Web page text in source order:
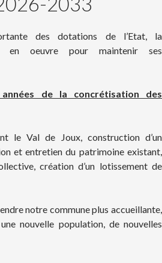
des dotations de l’Etat, la
en oeuvre pour maintenir ses
de la concrétisation des
le Val de Joux, construction d’un
et entretien du patrimoine existant,
création d’un lotissement de
notre commune plus accueillante,
nouvelle population, de nouvelles